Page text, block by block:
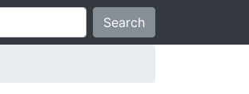
Search